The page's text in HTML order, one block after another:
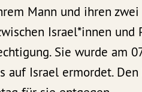
Mann und ihren
Israel*innen und
Sie wurde am
auf Israel ermordet.